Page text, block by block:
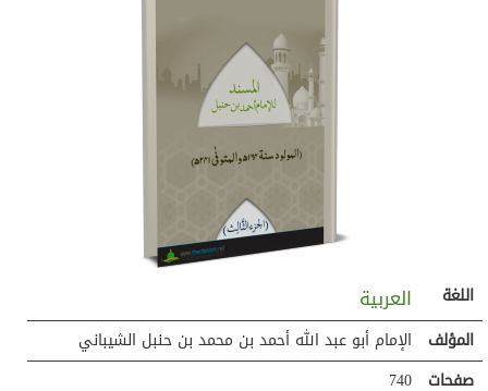
اللغة العربية
المؤلف
الإمام أبو عبد الله أحمد بن محمد بن حنبل الشيباني
صفحات 740